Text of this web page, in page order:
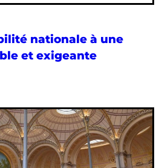
nationale à une
et exigeante